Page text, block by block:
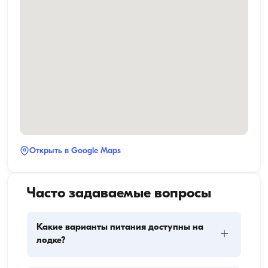
Открыть в Google Maps
Часто задаваемые вопросы
Какие варианты питания доступны на
лодке?
+